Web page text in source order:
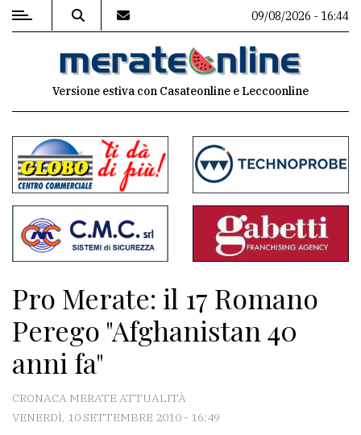
MENU
commenti
Contenuti
del
sito
Associazioni
Meteo
CONTATTI
09/08/2026 - 16:44
Versione estiva con Casateonline e Leccoonline
Pro Merate: il 17 Romano
Perego "Afghanistan 40
anni fa"
CRONACA MERATE ATTUALITÀ
VENERDÌ, 10 SETTEMBRE 2010 - 16:49